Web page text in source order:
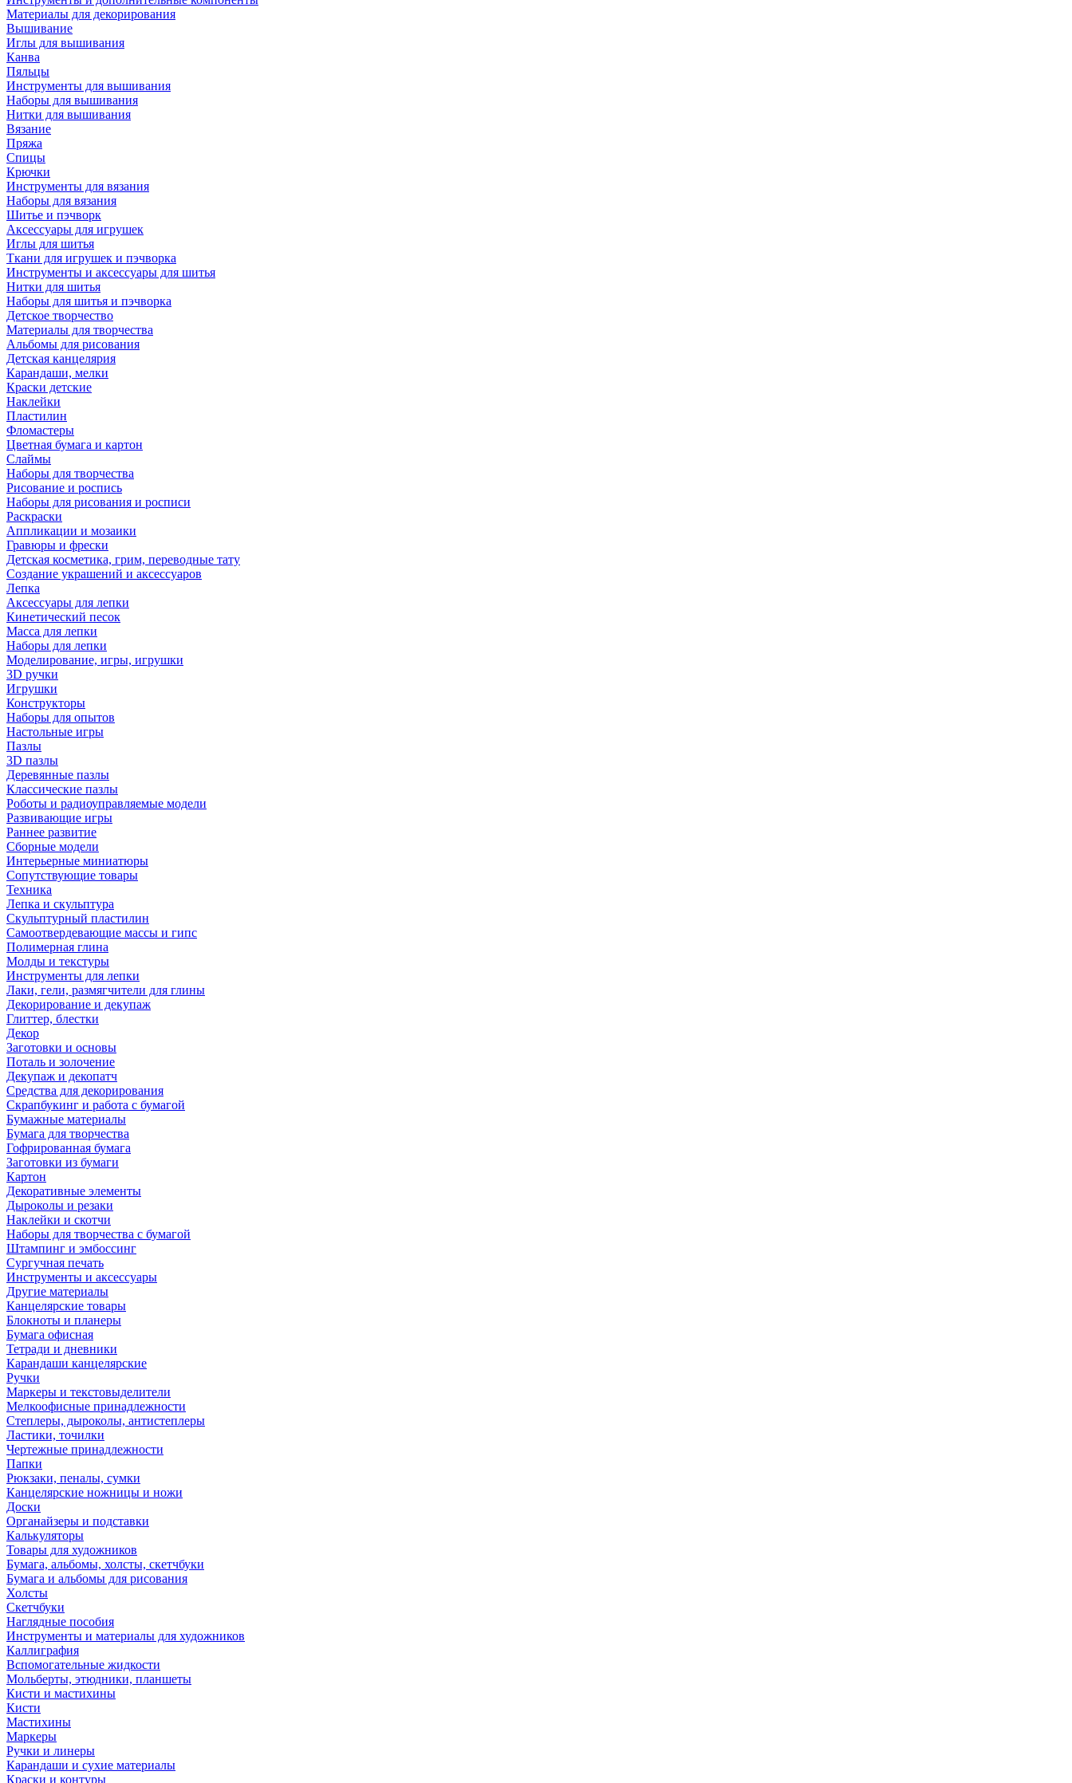
Материалы для декорирования
Вышивание
Иглы для вышивания
Канва
Пяльцы
Инструменты для вышивания
Наборы для вышивания
Нитки для вышивания
Вязание
Пряжа
Спицы
Крючки
Инструменты для вязания
Наборы для вязания
Шитье и пэчворк
Аксессуары для игрушек
Иглы для шитья
Ткани для игрушек и пэчворка
Инструменты и аксессуары для шитья
Нитки для шитья
Наборы для шитья и пэчворка
Детское творчество
Материалы для творчества
Альбомы для рисования
Детская канцелярия
Карандаши, мелки
Краски детские
Наклейки
Пластилин
Фломастеры
Цветная бумага и картон
Слаймы
Наборы для творчества
Рисование и роспись
Наборы для рисования и росписи
Раскраски
Аппликации и мозаики
Гравюры и фрески
Детская косметика, грим, переводные тату
Создание украшений и аксессуаров
Лепка
Аксессуары для лепки
Кинетический песок
Масса для лепки
Наборы для лепки
Моделирование, игры, игрушки
3D ручки
Игрушки
Конструкторы
Наборы для опытов
Настольные игры
Пазлы
3D пазлы
Деревянные пазлы
Классические пазлы
Роботы и радиоуправляемые модели
Развивающие игры
Раннее развитие
Сборные модели
Интерьерные миниатюры
Сопутствующие товары
Техника
Лепка и скульптура
Скульптурный пластилин
Самоотвердевающие массы и гипс
Полимерная глина
Молды и текстуры
Инструменты для лепки
Лаки, гели, размягчители для глины
Декорирование и декупаж
Глиттер, блестки
Декор
Заготовки и основы
Поталь и золочение
Декупаж и декопатч
Средства для декорирования
Скрапбукинг и работа с бумагой
Бумажные материалы
Бумага для творчества
Гофрированная бумага
Заготовки из бумаги
Картон
Декоративные элементы
Дыроколы и резаки
Наклейки и скотчи
Наборы для творчества с бумагой
Штампинг и эмбоссинг
Сургучная печать
Инструменты и аксессуары
Другие материалы
Канцелярские товары
Блокноты и планеры
Бумага офисная
Тетради и дневники
Карандаши канцелярские
Ручки
Маркеры и текстовыделители
Мелкоофисные принадлежности
Степлеры, дыроколы, антистеплеры
Ластики, точилки
Чертежные принадлежности
Папки
Рюкзаки, пеналы, сумки
Канцелярские ножницы и ножи
Доски
Органайзеры и подставки
Калькуляторы
Товары для художников
Бумага, альбомы, холсты, скетчбуки
Бумага и альбомы для рисования
Холсты
Скетчбуки
Наглядные пособия
Инструменты и материалы для художников
Каллиграфия
Вспомогательные жидкости
Мольберты, этюдники, планшеты
Кисти и мастихины
Кисти
Мастихины
Маркеры
Ручки и линеры
Карандаши и сухие материалы
Краски и контуры